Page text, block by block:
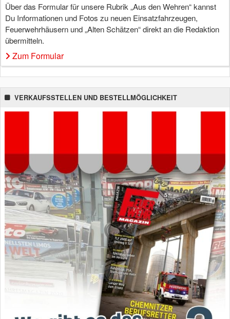
Über das Formular für unsere Rubrik „Aus den Wehren“ kannst
Du Informationen und Fotos zu neuen Einsatzfahrzeugen,
Feuerwehrhäusern und „Alten Schätzen“ direkt an die Redaktion
übermitteln.
Zum Formular
VERKAUFSSTELLEN UND BESTELLMÖGLICHKEIT